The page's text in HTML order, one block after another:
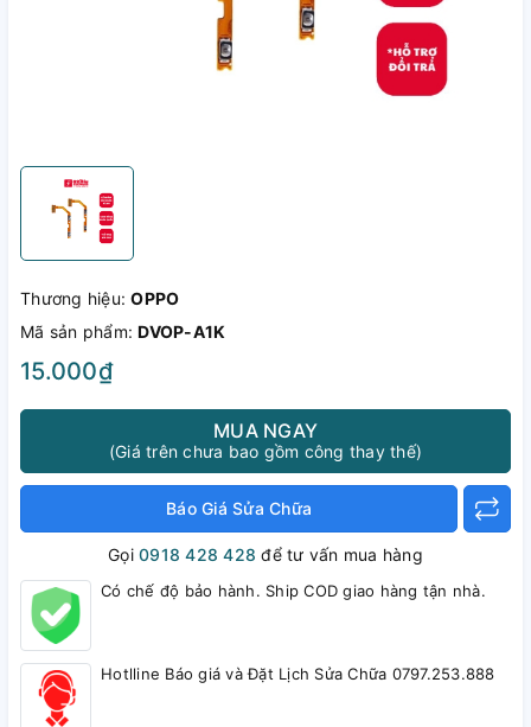
Thương hiệu:OPPO
Mã sản phẩm:DVOP-A1K
15.000₫
MUA NGAY
(Giá trên chưa bao gồm công thay thế)
Báo Giá Sửa Chữa
Gọi0918 428 428 để tư vấn mua hàng
Có chế độ bảo hành. Ship COD giao hàng tận nhà.
Hotlline Báo giá và Đặt Lịch Sửa Chữa 0797.253.888